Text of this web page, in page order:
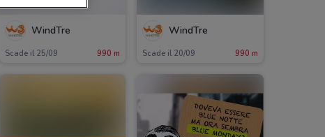
WindTre
Scade il 25/09 990 m
WindTre
Scade il 20/09 990 m